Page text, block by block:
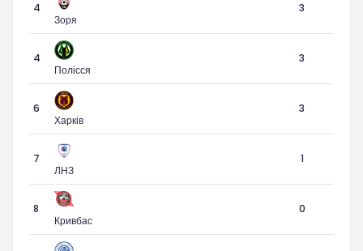
4
Зоря
3
4
Полісся
3
6
Харків
3
7
ЛНЗ
1
8
Кривбас
0